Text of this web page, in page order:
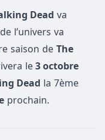
Dead va
l’univers va
saison de The
le 3 octobre
Dead la 7ème
prochain.